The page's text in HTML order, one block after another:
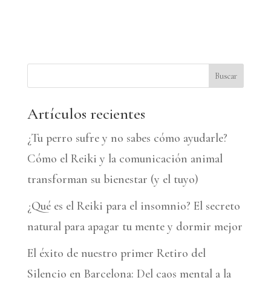
e
r
n
t
e
:
Buscar
Artículos recientes
¿Tu perro sufre y no sabes cómo ayudarle?
Cómo el Reiki y la comunicación animal
transforman su bienestar (y el tuyo)
¿Qué es el Reiki para el insomnio? El secreto
natural para apagar tu mente y dormir mejor
El éxito de nuestro primer Retiro del
Silencio en Barcelona: Del caos mental a la